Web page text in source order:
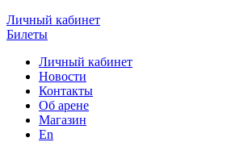
Личный кабинет
Билеты
Личный кабинет
Новости
Контакты
Об арене
Магазин
En